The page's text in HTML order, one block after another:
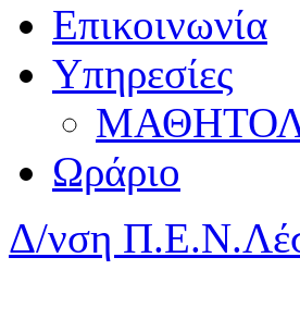
Επικοινωνία
Υπηρεσίες
Ωράριο
Δ/νση